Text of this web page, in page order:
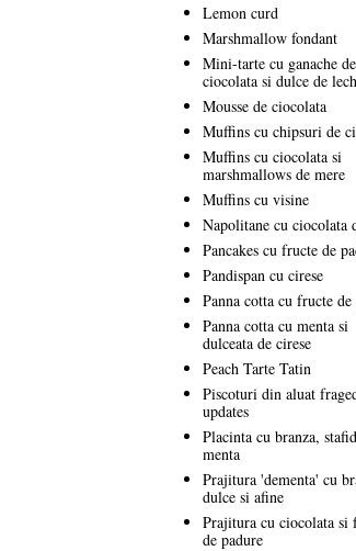
Lemon curd
Marshmallow fondant
Mini-tarte cu ganache de
ciocolata si dulce de
Mousse de ciocolata
Muffins cu chipsuri de
Muffins cu ciocolata si
marshmallows de mere
Muffins cu visine
Napolitane cu ciocolata
Pancakes cu fructe de
Pandispan cu cirese
Panna cotta cu fructe de
Panna cotta cu menta si
dulceata de cirese
Peach Tarte Tatin
Piscoturi din aluat
updates
Placinta cu branza,
menta
Prajitura 'dementa' cu
dulce si afine
Prajitura cu ciocolata si
de padure